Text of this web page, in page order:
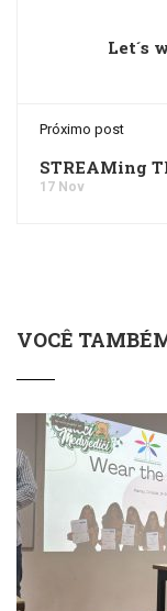
Let´s
Próximo post
STREAMing
17 Nov
VOCÊ